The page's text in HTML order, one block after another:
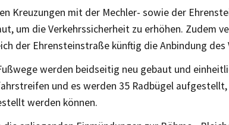
Kreuzungen mit der Mechler- sowie der
um die Verkehrssicherheit zu erhöhen. Zudem
der Ehrensteinstraße künftig die Anbindung des
werden beidseitig neu gebaut und
und es werden 35 Radbügel
werden können.